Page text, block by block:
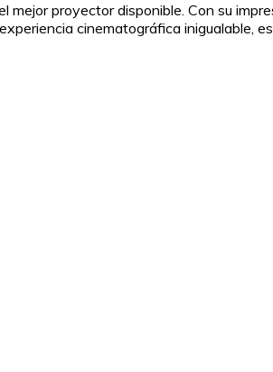
proyector disponible. Con su
cinematográfica inigualable,